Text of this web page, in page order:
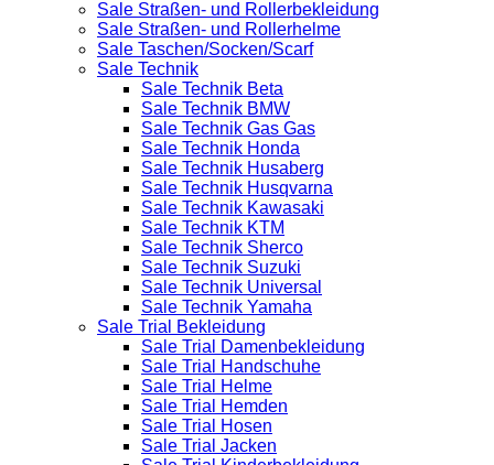
Sale Straßen- und Rollerbekleidung
Sale Straßen- und Rollerhelme
Sale Taschen/Socken/Scarf
Sale Technik
Sale Technik Beta
Sale Technik BMW
Sale Technik Gas Gas
Sale Technik Honda
Sale Technik Husaberg
Sale Technik Husqvarna
Sale Technik Kawasaki
Sale Technik KTM
Sale Technik Sherco
Sale Technik Suzuki
Sale Technik Universal
Sale Technik Yamaha
Sale Trial Bekleidung
Sale Trial Damenbekleidung
Sale Trial Handschuhe
Sale Trial Helme
Sale Trial Hemden
Sale Trial Hosen
Sale Trial Jacken